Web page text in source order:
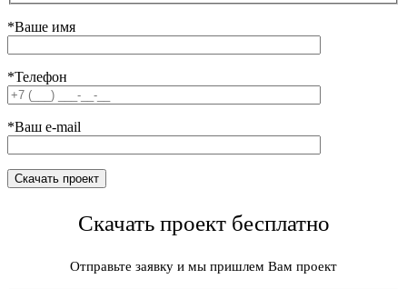
*Ваше имя
*Телефон
*Ваш e-mail
Скачать проект бесплатно
Отправьте заявку и мы пришлем Вам проект